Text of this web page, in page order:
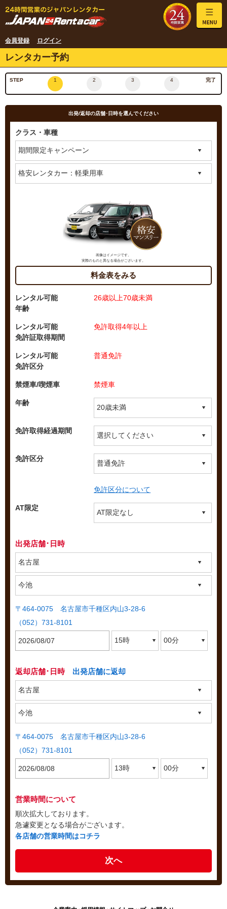
会員登録 ログイン
レンタカー予約
STEP 1 2 3 4 完了
出発/返却の店舗･日時を選んでください
クラス・車種
画像はイメージです。
実際のものと異なる場合がございます。
料金表をみる
レンタル可能
年齢
26歳以上70歳未満
レンタル可能
免許証取得期間
免許取得4年以上
レンタル可能
免許区分
普通免許
禁煙車/喫煙車 禁煙車
年齢
免許取得経過期間
免許区分
免許区分について
AT限定
出発店舗･日時
〒464-0075 名古屋市千種区内山3-28-6
（052）731-8101
返却店舗･日時 出発店舗に返却
〒464-0075 名古屋市千種区内山3-28-6
（052）731-8101
営業時間について
順次拡大しております。
急遽変更となる場合がございます。
各店舗の営業時間はコチラ
次へ